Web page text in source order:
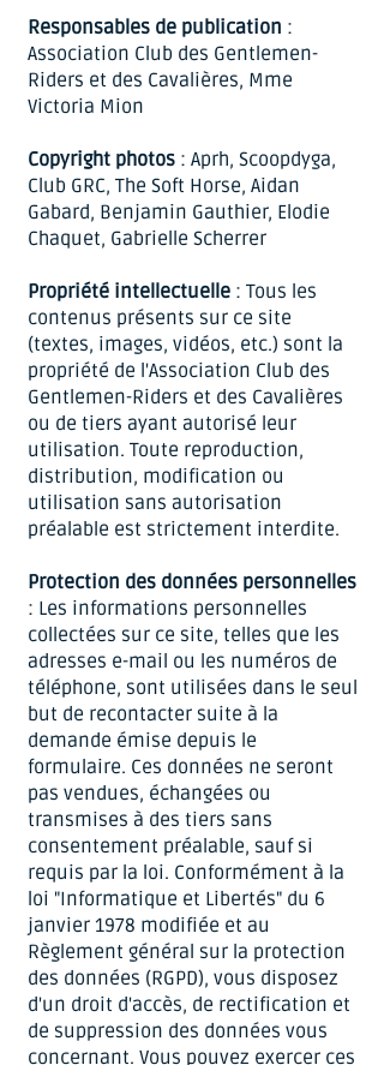
Responsables de publication :
Association Club des Gentlemen-
Riders et des Cavalières, Mme
Victoria Mion
​Copyright photos : Aprh, Scoopdyga,
Club GRC, The Soft Horse, Aidan
Gabard, Benjamin Gauthier, Elodie
Chaquet, Gabrielle Scherrer
Propriété intellectuelle : Tous les
contenus présents sur ce site
(textes, images, vidéos, etc.) sont la
propriété de l'Association Club des
Gentlemen-Riders et des Cavalières
ou de tiers ayant autorisé leur
utilisation. Toute reproduction,
distribution, modification ou
utilisation sans autorisation
préalable est strictement interdite.
Protection des données personnelles
: Les informations personnelles
collectées sur ce site, telles que les
adresses e-mail ou les numéros de
téléphone, sont utilisées dans le seul
but de recontacter suite à la
demande émise depuis le
formulaire. Ces données ne seront
pas vendues, échangées ou
transmises à des tiers sans
consentement préalable, sauf si
requis par la loi. Conformément à la
loi "Informatique et Libertés" du 6
janvier 1978 modifiée et au
Règlement général sur la protection
des données (RGPD), vous disposez
d'un droit d'accès, de rectification et
de suppression des données vous
concernant. Vous pouvez exercer ces